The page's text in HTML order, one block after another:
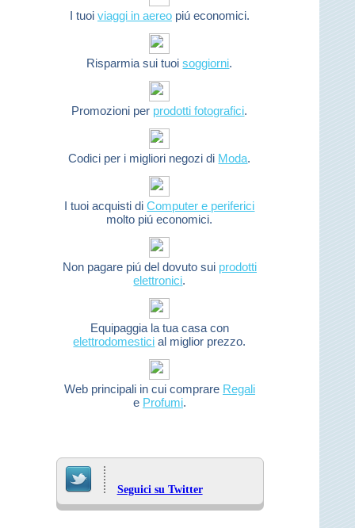
I tuoi viaggi in aereopiú economici.
Risparmia sui tuoisoggiorni.
Promozioni per prodotti fotografici.
Codici per i migliori negozi di Moda.
I tuoi acquisti diComputer e periferici
molto piú economici.
Non pagare piú del dovuto sui prodotti
elettronici.
Equipaggia la tua casa con
elettrodomestici al miglior prezzo.
Web principali in cui comprare Regali
e Profumi.
Seguici su Twitter